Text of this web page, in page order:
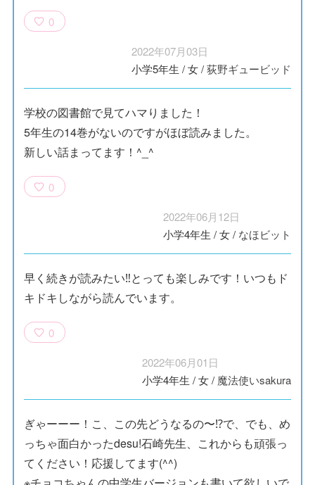
0
2022年07月03日
小学5年生 /女/荻野ギュービッド
学校の図書館で見てハマりました！
5年生の14巻がないのですがほぼ読みました。
新しい話まってます！^_^
0
2022年06月12日
小学4年生 /女/ なほビット
早く続きが読みたい‼とっても楽しみです！いつもド
キドキしながら読んでいます。
0
2022年06月01日
小学4年生 /女/ 魔法使いsakura
ぎゃーーー！こ、この先どうなるの〜⁉で、でも、め
っちゃ面白かったdesu!石崎先生、これからも頑張っ
てください！応援してます(^^)